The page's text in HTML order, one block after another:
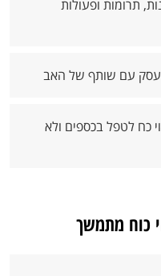
תרומות ופעולות
עסק עם שותף של האב
כח לטפל בכספים ולא
כוח מתמשך